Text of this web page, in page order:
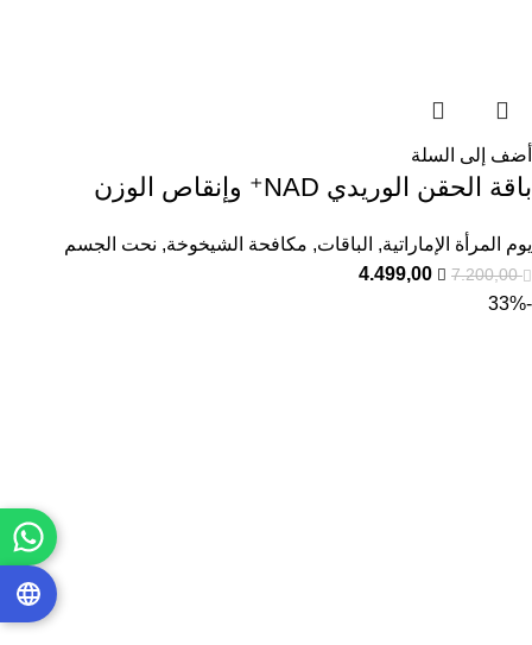
أضف إلى السلة
باقة الحقن الوريدي NAD⁺ وإنقاص الوزن
يوم المرأة الإماراتية, الباقات, مكافحة الشيخوخة, نحت الجسم
7.200,00
4.499,00
-33%